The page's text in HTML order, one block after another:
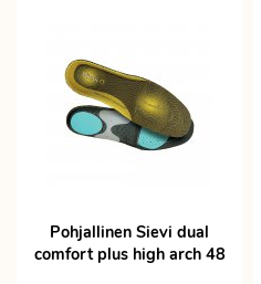
Pohjallinen Sievi dual
comfort plus high arch 48